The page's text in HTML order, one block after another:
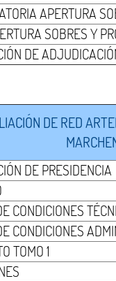
APERTURA
SOBRES Y
DE
DE RED
DE PRESIDENCIA
CONDICIONES
CONDICIONES
TOMO 1